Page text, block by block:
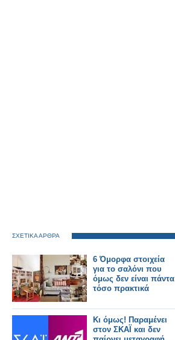
ΣΧΕΤΙΚΑ ΑΡΘΡΑ
6 Όμορφα στοιχεία
για το σαλόνι που
όμως δεν είναι πάντα
τόσο πρακτικά
Κι όμως! Παραμένει
στον ΣΚΑΪ και δεν